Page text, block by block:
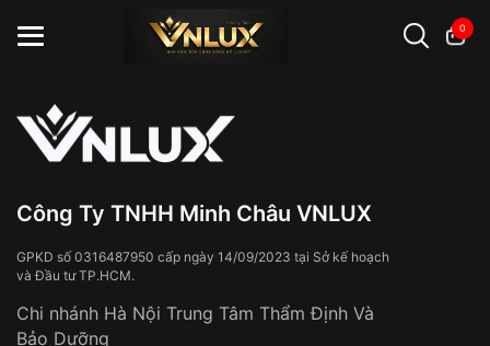
0
Đồng hồ casio đồng hồ G-Shock
Công Ty TNHH Minh Châu VNLUX
GPKD số 0316487950 cấp ngày 14/09/2023 tại Sở kế hoạch
và Đầu tư TP.HCM.
Chi nhánh Hà Nội Trung Tâm Thẩm Định Và
Bảo Dưỡng